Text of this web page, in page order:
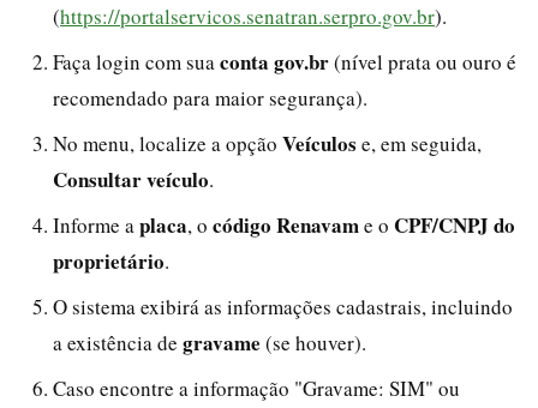
(https://portalservicos.senatran.serpro.gov.br).
Faça login com sua conta gov.br(nível prata ou ouro é
recomendado para maior segurança).
No menu, localize a opção Veículos e, em seguida,
Consultar veículo.
Informe a placa, o código Renavame o CPF/CNPJ do
proprietário.
O sistema exibirá as informações cadastrais, incluindo
a existência de gravame (se houver).
Caso encontre a informação "Gravame: SIM" ou